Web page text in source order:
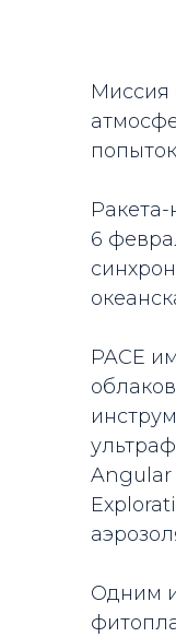
Миссия
6
PACE
Angular
Одним